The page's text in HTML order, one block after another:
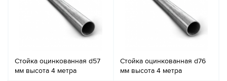
Стойка оцинкованная d57
мм высота 4 метра
Стойка оцинкованная d76
мм высота 4 метра